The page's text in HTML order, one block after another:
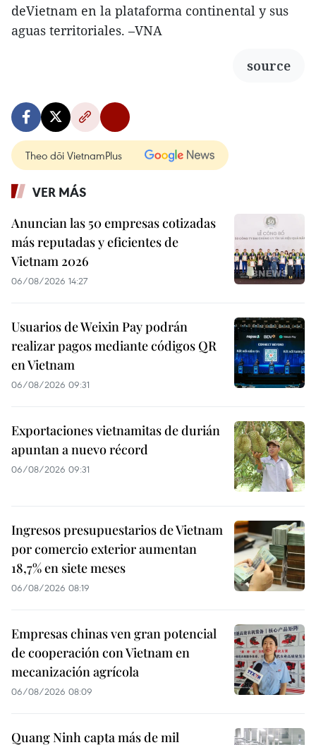
deVietnam en la plataforma continental y sus
aguas territoriales. –VNA
source
Theo dõi VietnamPlus
VER MÁS
Anuncian las 50 empresas cotizadas
más reputadas y eficientes de
Vietnam 2026
06/08/2026 14:27
Usuarios de Weixin Pay podrán
realizar pagos mediante códigos QR
en Vietnam
06/08/2026 09:31
Exportaciones vietnamitas de durián
apuntan a nuevo récord
06/08/2026 09:31
Ingresos presupuestarios de Vietnam
por comercio exterior aumentan
18,7% en siete meses
06/08/2026 08:19
Empresas chinas ven gran potencial
de cooperación con Vietnam en
mecanización agrícola
06/08/2026 08:09
Quang Ninh capta más de mil